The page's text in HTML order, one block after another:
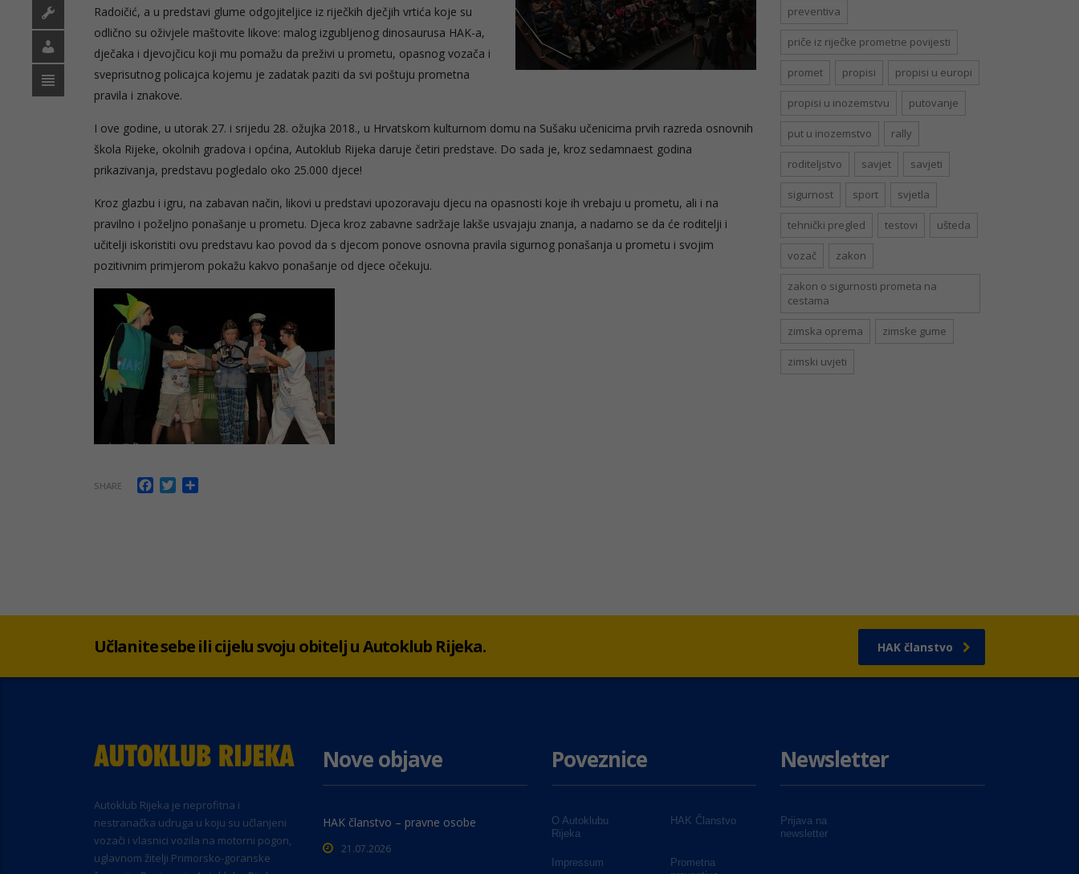
Radoičić, a u predstavi glume odgojiteljice iz riječkih dječjih vrtića koje su
odlično su oživjele maštovite likove: malog izgubljenog dinosaurusa HAK-a,
dječaka i djevojčicu koji mu pomažu da preživi u prometu, opasnog vozača i
sveprisutnog policajca kojemu je zadatak paziti da svi poštuju prometna
pravila i znakove.
I ove godine, u utorak 27. i srijedu 28. ožujka 2018., u Hrvatskom kulturnom domu na Sušaku učenicima prvih razreda osnovnih
škola Rijeke, okolnih gradova i općina, Autoklub Rijeka daruje četiri predstave. Do sada je, kroz sedamnaest godina
prikazivanja, predstavu pogledalo oko 25.000 djece!
Kroz glazbu i igru, na zabavan način, likovi u predstavi upozoravaju djecu na opasnosti koje ih vrebaju u prometu, ali i na
pravilno i poželjno ponašanje u prometu. Djeca kroz zabavne sadržaje lakše usvajaju znanja, a nadamo se da će roditelji i
učitelji iskoristiti ovu predstavu kao povod da s djecom ponove osnovna pravila sigurnog ponašanja u prometu i svojim
pozitivnim primjerom pokažu kakvo ponašanje od djece očekuju.
SHARE Facebook
Twitter
preventiva
priče iz riječke prometne povijesti
promet propisi propisi u europi
propisi u inozemstvu putovanje
put u inozemstvo rally
roditeljstvo savjet savjeti
sigurnost sport svjetla
tehnički pregled testovi ušteda
vozač zakon
zakon o sigurnosti prometa na
cestama
zimska oprema zimske gume
zimski uvjeti
Učlanite sebe ili cijelu svoju obitelj u Autoklub Rijeka. HAK članstvo
Autoklub Rijeka je neprofitna i
nestranačka udruga u koju su učlanjeni
vozači i vlasnici vozila na motorni pogon,
uglavnom žitelji Primorsko-goranske
Nove objave
HAK članstvo – pravne osobe
21.07.2026
Poveznice
O Autoklubu
Rijeka
HAK Članstvo
Impressum
Prometna
Newsletter
Prijava na
newsletter